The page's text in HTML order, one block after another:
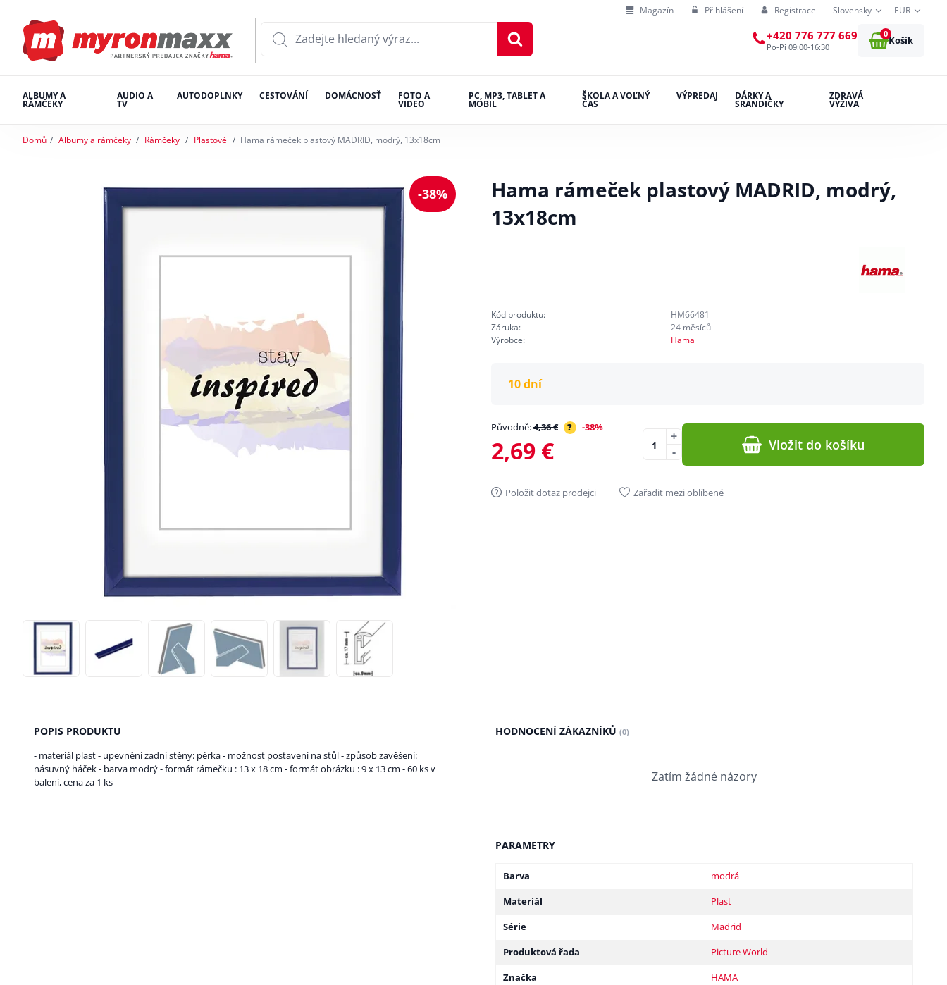
Magazín Přihlášení Registrace Slovensky EUR
+420 776 777 669
Po-Pi 09:00-16:30
0
Košík
ALBUMY A
RÁMČEKY
AUDIO A
TV
AUTODOPLNKY CESTOVÁNÍ DOMÁCNOSŤ FOTO A
VIDEO
PC, MP3, TABLET A
MOBIL
ŠKOLA A VOĽNÝ
ČAS
VÝPREDAJ DÁRKY A
SRANDIČKY
ZDRAVÁ
VÝŽIVA
Domů Albumy a rámčeky Rámčeky Plastové Hama rámeček plastový MADRID, modrý, 13x18cm
-38%
Hama rámeček plastový MADRID, modrý,
13x18cm
Kód produktu:
HM66481
Záruka:
24 měsíců
Výrobce:
Hama
10 dní
Původně:4,36 € ? -38%
2,69 € -
+ Vložit do košíku
Položit dotaz prodejci Zařadit mezi oblíbené
POPIS PRODUKTU
- materiál plast - upevnění zadní stěny: pérka - možnost postavení na stůl - způsob zavěšení:
násuvný háček - barva modrý - formát rámečku : 13 x 18 cm - formát obrázku : 9 x 13 cm - 60 ks v
balení, cena za 1 ks
HODNOCENÍ ZÁKAZNÍKŮ (0)
Zatím žádné názory
PARAMETRY
Barva
modrá
Materiál
Plast
Série
Madrid
Produktová řada
Picture World
Značka
HAMA